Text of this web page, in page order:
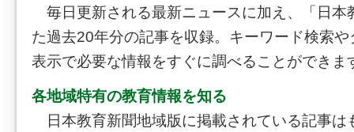
毎日更新される最新ニュースに加え、「日本
た過去20年分の記事を収録。キーワード検索
表示で必要な情報をすぐに調べることができま
各地域特有の教育情報を知る
日本教育新聞地域版に掲載されている記事は